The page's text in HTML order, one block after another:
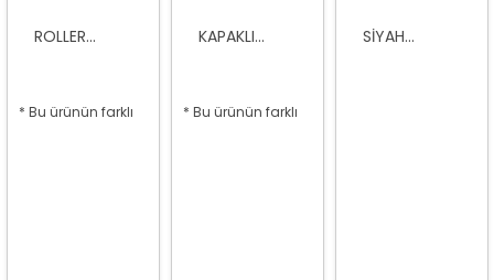
ROLLER...
* Bu ürünün farklı
KAPAKLI...
* Bu ürünün farklı
SIYAH...